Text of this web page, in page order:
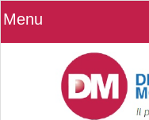
Menu